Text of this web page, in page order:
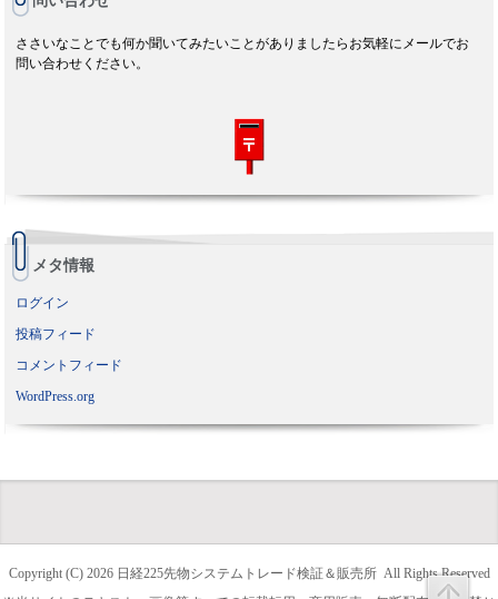
ささいなことでも何か聞いてみたいことがありましたらお気軽にメールでお
問い合わせください。
メタ情報
ログイン
投稿フィード
コメントフィード
WordPress.org
Copyright (C) 2026 日経225先物システムトレード検証＆販売所All Rights Reserved